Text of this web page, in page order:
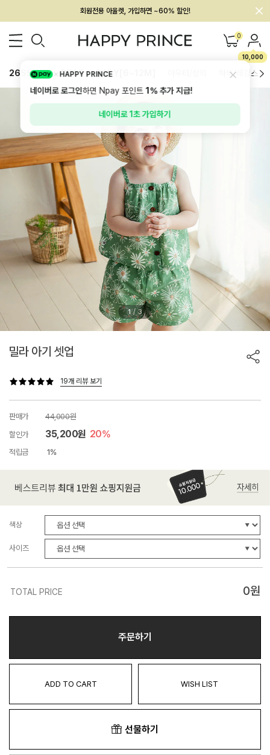
멤버십 최대 28,000원 혜택
0
10,000
26SS 신상 BEST BABY[6~12M] 하의/레깅스
1 / 3
밀라 아기 셋업
19개 리뷰 보기
판매가
44,000원
할인가
35,200원 20%
적립금 1%
색상
사이즈
TOTAL PRICE 0원
주문하기
ADD TO CART WISH LIST
선물하기
HAPPY PRINCE
네이버로 로그인하면 Npay 포인트1%추가 지급!
네이버로 1초 가입하기